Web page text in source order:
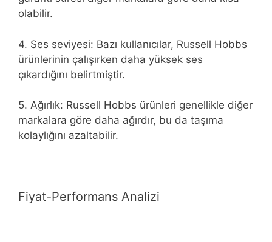
olabilir.
4. Ses seviyesi: Bazı kullanıcılar, Russell Hobbs
ürünlerinin çalışırken daha yüksek ses
çıkardığını belirtmiştir.
5. Ağırlık: Russell Hobbs ürünleri genellikle diğer
markalara göre daha ağırdır, bu da taşıma
kolaylığını azaltabilir.
Fiyat-Performans Analizi